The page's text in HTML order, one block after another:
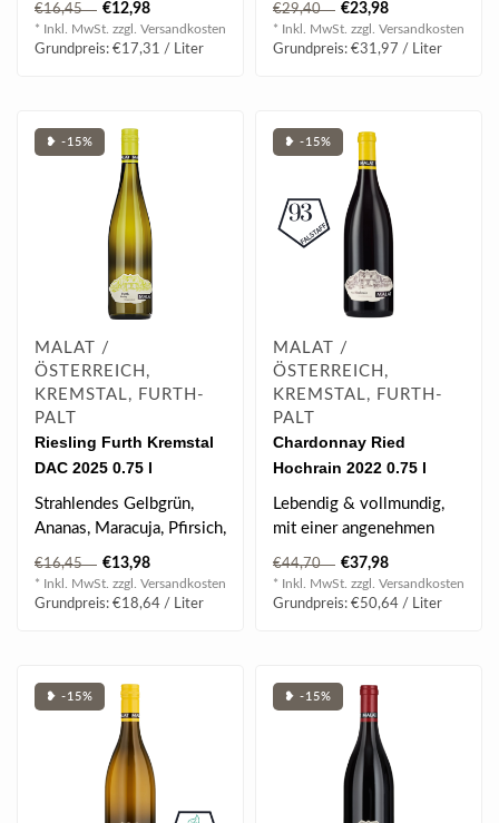
€16,45 €12,98
* Inkl. MwSt. zzgl. Versandkosten
Grundpreis: €17,31 / Liter
Waldbeeren, s..
€29,40 €23,98
* Inkl. MwSt. zzgl. Versandkosten
Grundpreis: €31,97 / Liter
❥ -15%
MALAT /
ÖSTERREICH,
KREMSTAL, FURTH-
PALT
Riesling Furth Kremstal
DAC 2025 0.75 l
Strahlendes Gelbgrün,
Ananas, Maracuja, Pfirsich,
Zitrone & Orange,
angenehm Mi..
€16,45 €13,98
* Inkl. MwSt. zzgl. Versandkosten
Grundpreis: €18,64 / Liter
❥ -15%
MALAT /
ÖSTERREICH,
KREMSTAL, FURTH-
PALT
Chardonnay Ried
Hochrain 2022 0.75 l
Lebendig & vollmundig,
mit einer angenehmen
Säure und einem Hauch
von Vanille u..
€44,70 €37,98
* Inkl. MwSt. zzgl. Versandkosten
Grundpreis: €50,64 / Liter
❥ -15% ❥ -15%